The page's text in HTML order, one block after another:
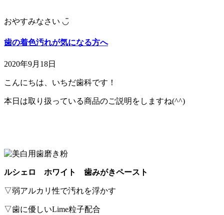
おやすみなさい ◡̈
歯の着色汚れが気になる方へ
2020年9月18日
こんにちは、いちだ歯科です！
本日は取り扱っている商品のご説明をしますね(^^)
ルシェロ ホワイト 歯みがきペースト
▽弱アルカリ性で汚れを浮かす
▽歯に優しいLime粒子配合